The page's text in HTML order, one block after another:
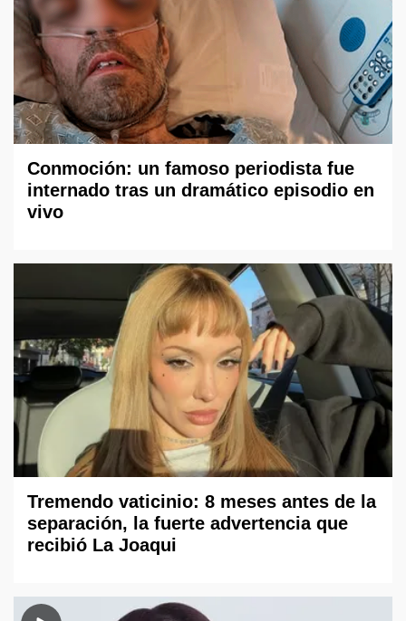
Conmoción: un famoso periodista fue
internado tras un dramático episodio en
vivo
Tremendo vaticinio: 8 meses antes de la
separación, la fuerte advertencia que
recibió La Joaqui